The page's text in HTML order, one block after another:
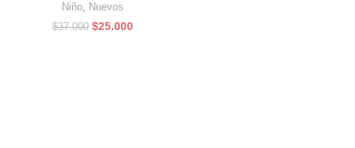
Niño, Nuevos
$37.000 El
$25.000El